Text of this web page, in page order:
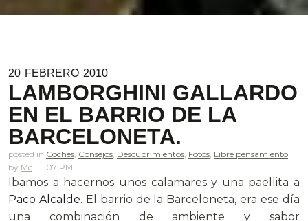
20 FEBRERO 2010
LAMBORGHINI GALLARDO
EN EL BARRIO DE LA
BARCELONETA.
posted in Coches, Consejos, Descubrimientos, Fotos, Libre pensamiento
Mc
1.07 PM
Ibamos a hacernos unos calamares y una paellita a
Paco Alcalde. El barrio de la Barceloneta, era ese día
una combinación de ambiente y sabor